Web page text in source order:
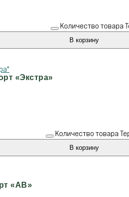
Количество товара
В корзину
«Экстра»
Количество товара
В корзину
«АВ»